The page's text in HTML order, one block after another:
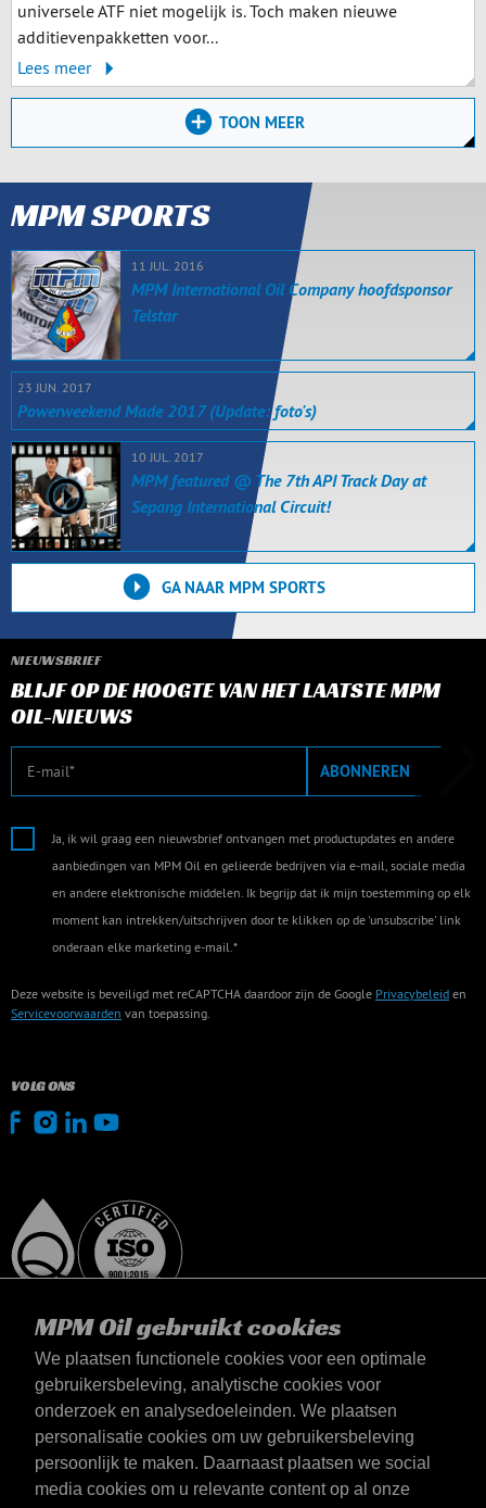
MPM Oil gebruikt cookies
We plaatsen functionele cookies voor een optimale
gebruikersbeleving, analytische cookies voor
onderzoek en analysedoeleinden. We plaatsen
personalisatie cookies om uw gebruikersbeleving
persoonlijk te maken. Daarnaast plaatsen we social
media cookies om u relevante content op al onze
universele ATF niet mogelijk is. Toch maken nieuwe
additievenpakketten voor...
Lees meer
TOON MEER
MPM SPORTS
11 JUL. 2016
MPM International Oil Company hoofdsponsor
Telstar
23 JUN. 2017
Powerweekend Made 2017 (Update: foto's)
10 JUL. 2017
MPM featured @ The 7th API Track Day at
Sepang International Circuit!
GA NAAR MPM SPORTS
NIEUWSBRIEF
BLIJF OP DE HOOGTE VAN HET LAATSTE MPM
OIL-NIEUWS
ABONNEREN
Ja, ik wil graag een nieuwsbrief ontvangen met productupdates en andere
aanbiedingen van MPM Oil en gelieerde bedrijven via e-mail, sociale media
en andere elektronische middelen. Ik begrijp dat ik mijn toestemming op elk
moment kan intrekken/uitschrijven door te klikken op de 'unsubscribe' link
onderaan elke marketing e-mail.*
Deze website is beveiligd met reCAPTCHA daardoor zijn de Google Privacybeleid en
Servicevoorwaarden van toepassing.
VOLG ONS
Nederland
Contact
Algemene voorwaarden
Leveringsvoorwaarden